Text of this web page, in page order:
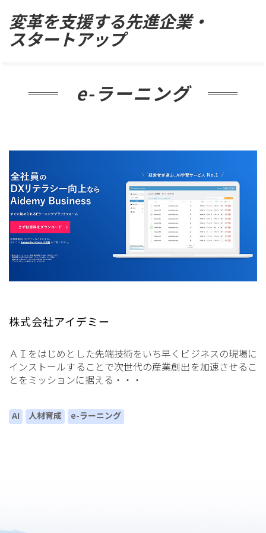
content
変革を支援する先進企業・
スタートアップ
e-ラーニング
株式会社アイデミー
ＡＩをはじめとした先端技術をいち早くビジネスの現場に
インストールすることで次世代の産業創出を加速させるこ
とをミッションに据える・・・
AI 人材育成 e-ラーニング